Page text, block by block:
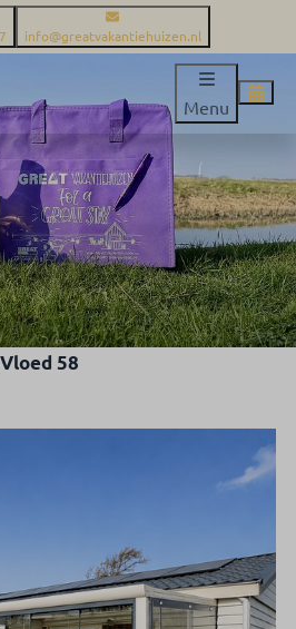
info@greatvakantiehuizen.nl
Menu
58